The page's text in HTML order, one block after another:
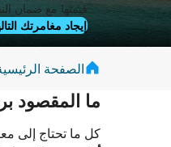
قيمتها مع ضمان
إيجاد مغامرتك
الصفحة
ما المقصود
كل ما تحتاج إلى